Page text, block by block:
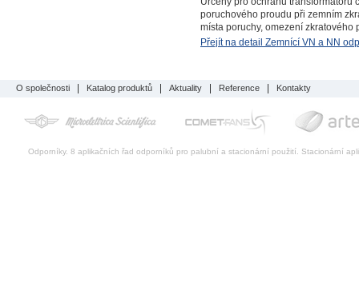
poruchového proudu při zemním
místa poruchy, omezení
Přejít na detail Zemnící VN a NN
O společnosti Katalog produktů Aktuality Reference Kontakty
Odporníky. 8 aplikačních řad odporníků pro palubní a stacionární použití. Stacionární